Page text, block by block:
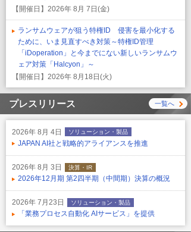
【開催日】 2026年 8月 7日(金)
ランサムウェアが狙う特権ID 侵害を最小化する
ために、いま見直すべき対策～特権ID管理
「iDoperation」と今までにない新しいランサムウ
ェア対策「Halcyon」～
【開催日】 2026年 8月18日(火)
プレスリリース 一覧へ
2026年 8月 4日 ソリューション・製品
JAPAN AI社と戦略的アライアンスを推進
2026年 8月 3日 決算・IR
2026年12月期 第2四半期（中間期）決算の概況
2026年 7月23日 ソリューション・製品
「業務プロセス自動化 AIサービス」を提供